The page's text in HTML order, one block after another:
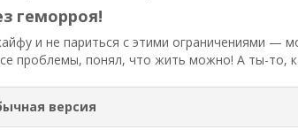
геморроя!
и не париться с этими ограничениями —
проблемы, понял, что жить можно! А ты-то,
версия